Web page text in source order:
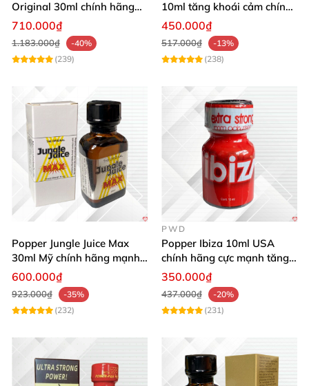
Original 30ml chính hãng
tăng khoái cảm cực mạnh
710.000₫
1.183.000₫
-40%
(239)
10ml tăng khoái cảm chính
hãng mua ngay
450.000₫
517.000₫
-13%
(238)
Popper Jungle Juice Max
30ml Mỹ chính hãng mạnh
mùi dịu kích thích
600.000₫
923.000₫
-35%
(232)
PWD
Popper Ibiza 10ml USA
chính hãng cực mạnh tăng
khoái cảm nhanh
350.000₫
437.000₫
-20%
(231)